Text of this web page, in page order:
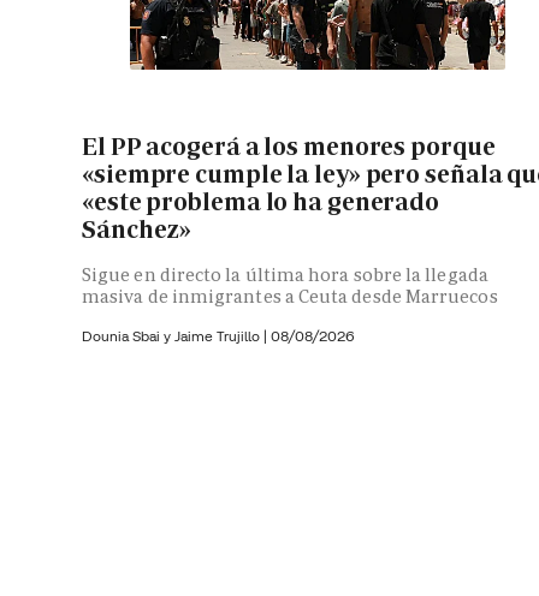
El PP acogerá a los menores porque
«siempre cumple la ley» pero señala
«este problema lo ha generado
Sánchez»
Sigue en directo la última hora sobre la llegada
masiva de inmigrantes a Ceuta desde Marruecos
Dounia Sbai y Jaime Trujillo | 08/08/2026